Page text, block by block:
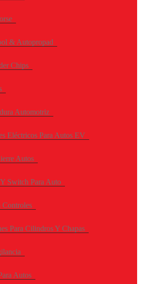
& Autopropad
Chips
Automotriz
Eléctricos Para Autos EV
Autos
Switch Para Auto
Controles
Para Cilindros Y Chapas
Autos